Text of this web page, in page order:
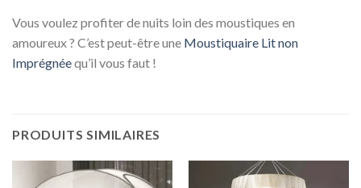
Vous voulez profiter de nuits loin des moustiques en
amoureux ? C’est peut-être une Moustiquaire Lit non
Imprégnéequ’il vous faut !
PRODUITS SIMILAIRES